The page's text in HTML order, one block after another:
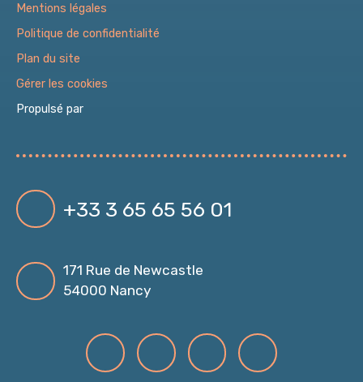
Mentions légales
Politique de confidentialité
Plan du site
Gérer les cookies
Propulsé par
+33 3 65 65 56 01
171 Rue de Newcastle
54000 Nancy